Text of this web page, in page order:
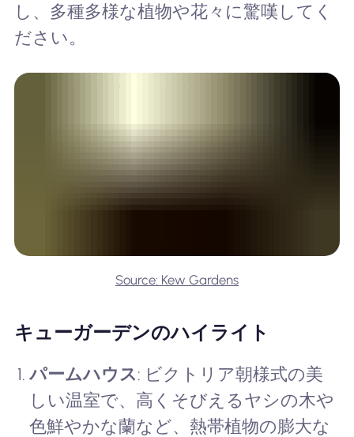
し、多種多様な植物や花々に驚嘆してく
ださい。
Source: Kew Gardens
キューガーデンのハイライト
パームハウス: ビクトリア朝様式の美
しい温室で、高くそびえるヤシの木や
色鮮やかな蘭など、熱帯植物の膨大な